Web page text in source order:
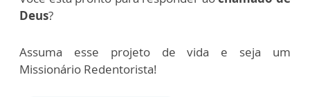
Deus?
Assuma esse projeto de vida e seja um
Missionário Redentorista!